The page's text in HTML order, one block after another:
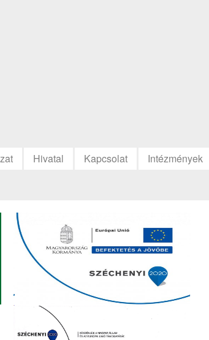
Hivatal Kapcsolat Intézmények